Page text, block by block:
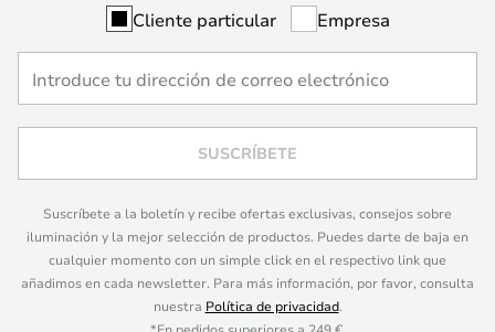
Cliente particular Empresa
SUSCRÍBETE
Suscríbete a la boletín y recibe ofertas exclusivas, consejos sobre
iluminación y la mejor selección de productos. Puedes darte de baja en
cualquier momento con un simple click en el respectivo link que
añadimos en cada newsletter. Para más información, por favor, consulta
nuestra Política de privacidad.